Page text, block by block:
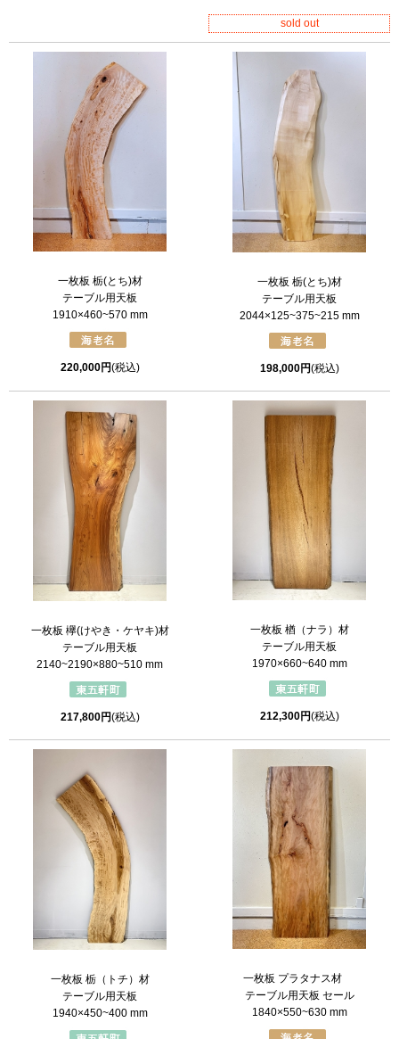
sold out
一枚板 栃(とち)材
テーブル用天板
1910×460~570 mm
220,000円(税込)
一枚板 栃(とち)材
テーブル用天板
2044×125~375~215 mm
198,000円(税込)
一枚板 欅(けやき・ケヤキ)材
テーブル用天板
2140~2190×880~510 mm
217,800円(税込)
一枚板 楢（ナラ）材
テーブル用天板
1970×660~640 mm
212,300円(税込)
一枚板 栃（トチ）材
テーブル用天板
1940×450~400 mm
一枚板 プラタナス材
テーブル用天板 セール
1840×550~630 mm